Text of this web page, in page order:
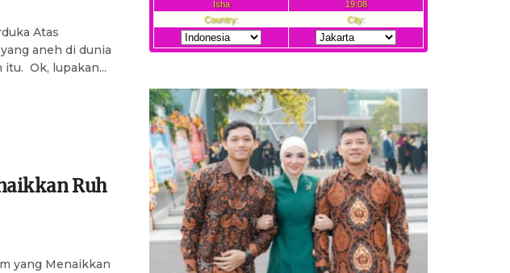
Atas
aneh di dunia
Ok, lupakan...
Ruh
yang Menaikkan